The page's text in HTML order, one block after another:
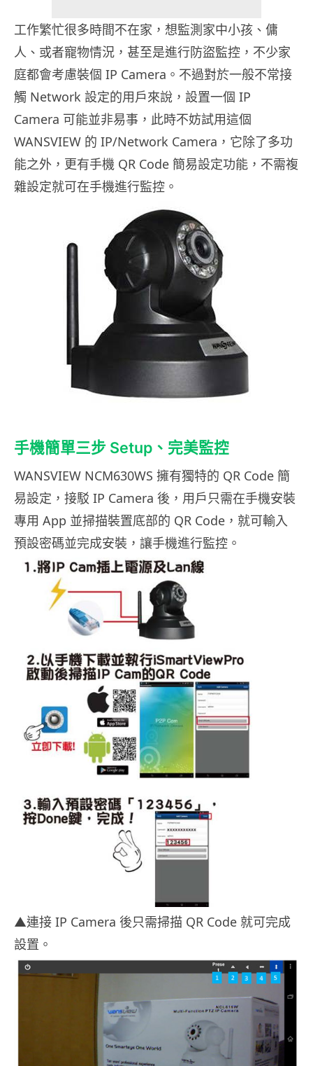
工作繁忙很多時間不在家，想監測家中小孩、傭
人、或者寵物情況，甚至是進行防盜監控，不少家
庭都會考慮裝個 IP Camera。不過對於一般不常接
觸 Network 設定的用戶來說，設置一個 IP
Camera 可能並非易事，此時不妨試用這個
WANSVIEW 的 IP/Network Camera，它除了多功
能之外，更有手機 QR Code 簡易設定功能，不需複
雜設定就可在手機進行監控。
手機簡單三步 Setup、完美監控
WANSVIEW NCM630WS 擁有獨特的 QR Code 簡
易設定，接駁 IP Camera 後，用戶只需在手機安裝
專用 App 並掃描裝置底部的 QR Code，就可輸入
預設密碼並完成安裝，讓手機進行監控。
▲連接 IP Camera 後只需掃描 QR Code 就可完成
設置。